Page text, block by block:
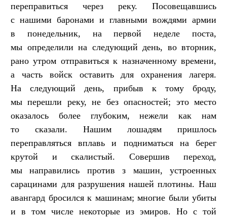
переправиться через реку. Посовещавшись
с нашими баронами и главными вождями армии
в понедельник, на первой неделе поста,
мы определили на следующий день, во вторник,
рано утром отправиться к назначенному времени,
а часть войск оставить для охранения лагеря.
На следующий день, прибыв к тому броду,
мы перешли реку, не без опасностей; это место
оказалось более глубоким, нежели как нам
то сказали. Нашим лошадям пришлось
переправляться вплавь и подниматься на берег
крутой и скалистый. Совершив переход,
мы направились против з машин, устроенных
сарацинами для разрушения нашей плотины. Наш
авангард бросился к машинам; многие были убиты
и в том числе некоторые из эмиров. Но с той